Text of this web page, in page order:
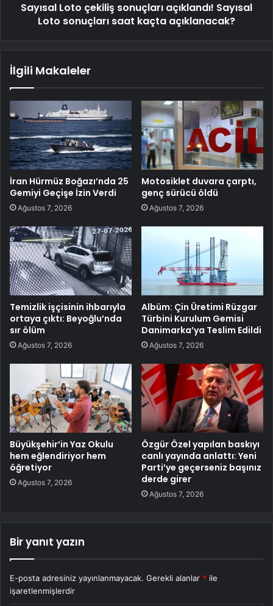
Sayısal Loto çekiliş sonuçları açıklandı! Sayısal
Loto sonuçları saat kaçta açıklanacak?
İlgili Makaleler
İran Hürmüz Boğazı’nda 25
Gemiyi Geçişe İzin Verdi
Ağustos 7, 2026
Motosiklet duvara çarptı,
genç sürücü öldü
Ağustos 7, 2026
Temizlik işçisinin ihbarıyla
ortaya çıktı: Beyoğlu’nda
sır ölüm
Ağustos 7, 2026
Albüm: Çin Üretimi Rüzgar
Türbini Kurulum Gemisi
Danimarka’ya Teslim Edildi
Ağustos 7, 2026
Büyükşehir’in Yaz Okulu
hem eğlendiriyor hem
öğretiyor
Ağustos 7, 2026
Özgür Özel yapılan baskıyı
canlı yayında anlattı: Yeni
Parti’ye geçerseniz başınız
derde girer
Ağustos 7, 2026
Bir yanıt yazın
E-posta adresiniz yayınlanmayacak. Gerekli alanlar * ile
işaretlenmişlerdir